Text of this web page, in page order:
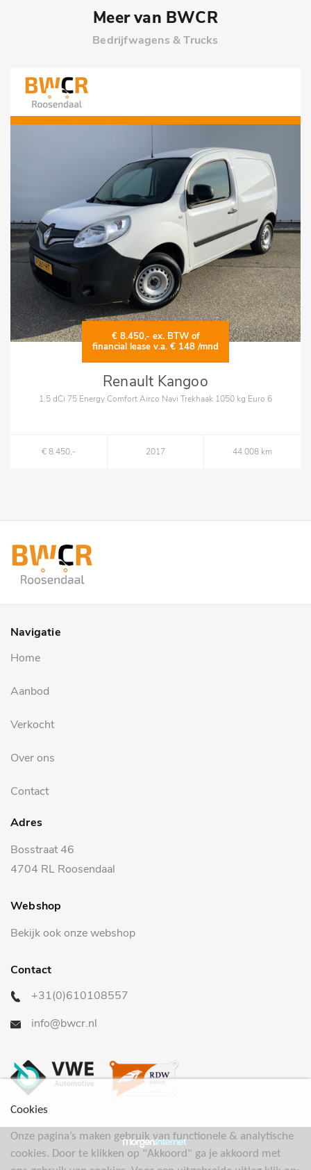
Meer van BWCR
Bedrijfwagens & Trucks
€ 8.450,- ex. BTW of
financial lease v.a. € 148 /mnd
Renault Kangoo
1.5 dCi 75 Energy Comfort Airco Navi Trekhaak 1050 kg Euro 6
€ 8.450,- 2017 44.008 km
Navigatie
Home
Aanbod
Verkocht
Over ons
Contact
Adres
Bosstraat 46
4704 RL Roosendaal
Webshop
Bekijk ook onze webshop
Contact
+31(0)610108557
info@bwcr.nl
Cookies
Onze pagina’s maken gebruik van functionele & analytische
cookies. Door te klikken op "Akkoord" ga je akkoord met